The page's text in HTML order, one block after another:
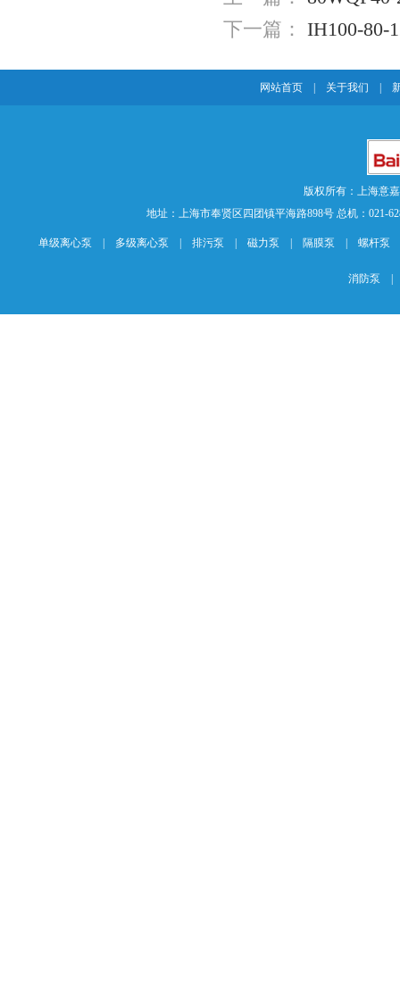
下一篇： IH100-80-
网站首页 关于我们
版权所有：上海意
地址：上海市奉贤区四团镇平海路898号 总机：021-
单级离心泵 多级离心泵 排污泵 磁力泵 隔膜泵 螺杆泵
消防泵